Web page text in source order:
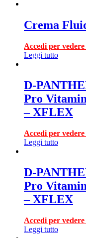
Crema
Accedi per
Leggi tutto
D-
Pro
– XFLEX
Accedi per
Leggi tutto
D-
Pro
– XFLEX
Accedi per
Leggi tutto